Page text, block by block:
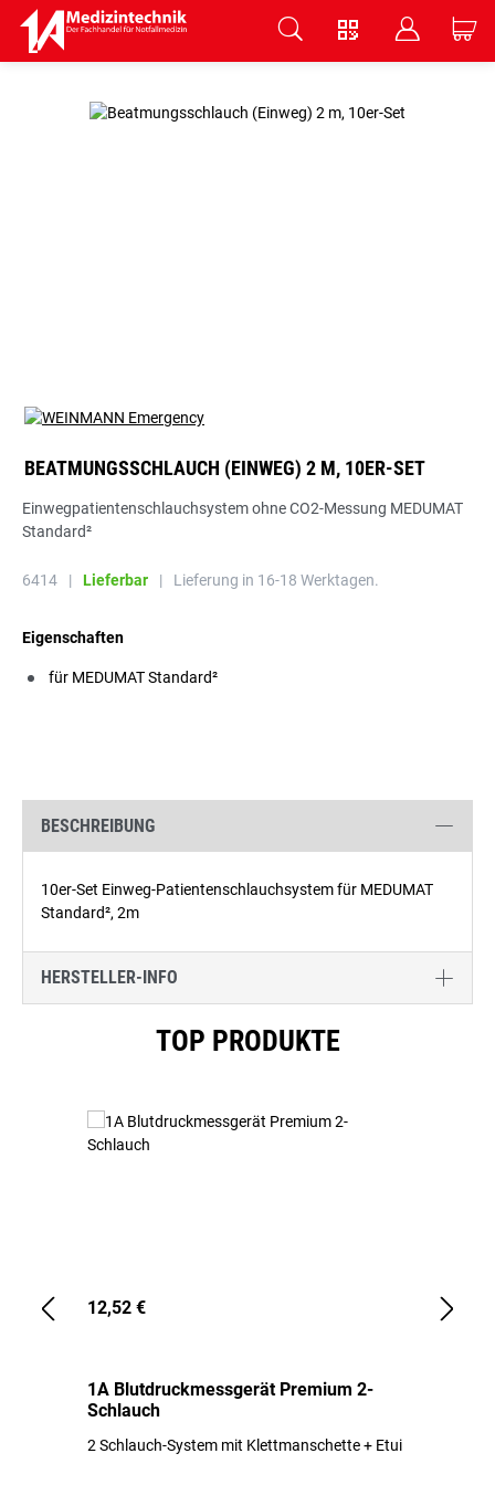
V B C
BEATMUNGSSCHLAUCH (EINWEG) 2 M, 10ER-SET
Einwegpatientenschlauchsystem ohne CO2-Messung MEDUMAT
Standard²
6414 | Lieferbar | Lieferung in 16-18 Werktagen.
Eigenschaften
für MEDUMAT Standard²
BESCHREIBUNG
10er-Set Einweg-Patientenschlauchsystem für MEDUMAT
Standard², 2m
HERSTELLER-INFO
TOP PRODUKTE
12,52 €
1A Blutdruckmessgerät Premium 2-
Schlauch
2 Schlauch-System mit Klettmanschette + Etui